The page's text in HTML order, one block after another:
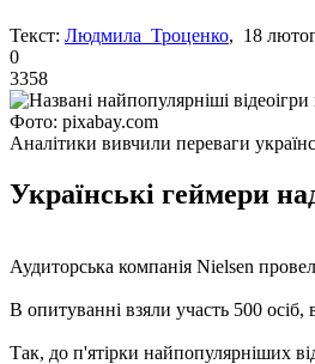
Текст: Людмила Троценко, 18
0
3358
Фото: pixabay.com
Аналітики вивчили переваги
Українські геймери
Аудиторська компанія Nielsen
В опитуванні взяли участь 500 осіб,
Так, до п'ятірки найпопулярніших